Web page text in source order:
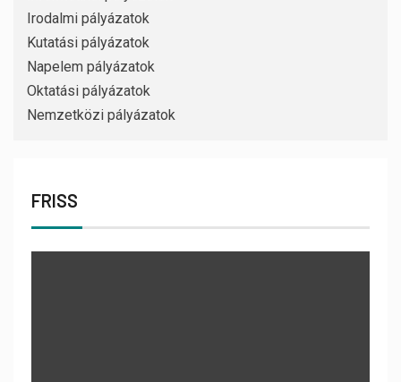
Irodalmi pályázatok
Kutatási pályázatok
Napelem pályázatok
Oktatási pályázatok
Nemzetközi pályázatok
FRISS